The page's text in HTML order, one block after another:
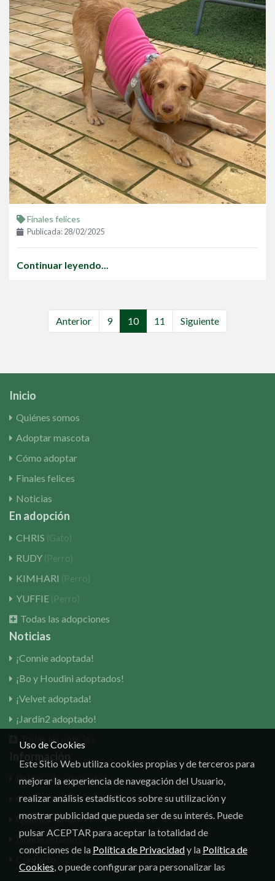
Finales felices
Publicada: 28/02/2025
Continuar leyendo...
Anterior 9 10 11 Siguiente
Inicio
Quiénes somos
Adoptar mascota
Cómo adoptar
Finales felices
Noticias
En adopción
CHRIS (Gato)
RUDY (Perro)
KIMHARI (Perro)
YUFFIE (Perro)
Todas las adopciones
Noticias
¡Connie adoptada!
¡Bo y Houdini adoptados!
¡Velvet adoptada!
¡Jardín2 adoptado!
Todas las noticias
Política de privacidad
Consentimiento de cookies
Quiénes somos
Dónde estamos
Uso de Cookies
Este Sitio Web utiliza cookies propias y de terceros para
mejorar la experiencia de navegación del Usuario,
realizar análisis estadísticos sobre su utilización y
mostrar publicidad que pueda ser de su interés. Puede
pulsar ACEPTAR para aceptar la totalidad de
condiciones de la Política de Privacidady la Política de
Cookies, o puede configurar para personalizar las